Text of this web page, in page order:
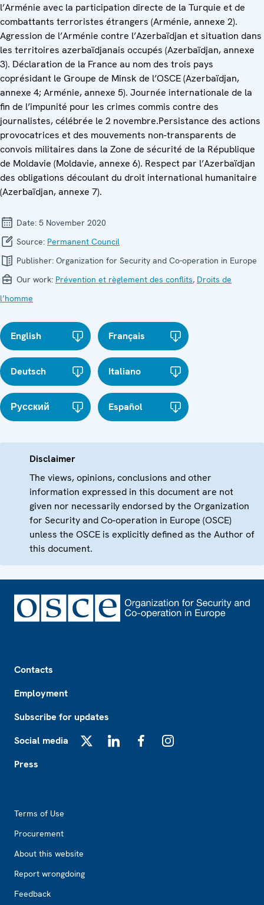
l’Arménie avec la participation directe de la Turquie et de
combattants terroristes étrangers (Arménie, annexe 2).
Agression de l’Arménie contre l’Azerbaïdjan et situation dans
les territoires azerbaïdjanais occupés (Azerbaïdjan, annexe
3). Déclaration de la France au nom des trois pays
coprésidant le Groupe de Minsk de l’OSCE (Azerbaïdjan,
annexe 4; Arménie, annexe 5). Journée internationale de la
fin de l’impunité pour les crimes commis contre des
journalistes, célébrée le 2 novembre.Persistance des actions
provocatrices et des mouvements non-transparents de
convois militaires dans la Zone de sécurité de la République
de Moldavie (Moldavie, annexe 6). Respect par l’Azerbaïdjan
des obligations découlant du droit international humanitaire
(Azerbaïdjan, annexe 7).
Date: 5 November 2020
Source: Permanent Council
Publisher: Organization for Security and Co-operation in Europe
Our work: Prévention et règlement des conflits, Droits de
l’homme
English Français
Deutsch Italiano
Русский Español
Disclaimer
The views, opinions, conclusions and other
information expressed in this document are not
given nor necessarily endorsed by the Organization
for Security and Co-operation in Europe (OSCE)
unless the OSCE is explicitly defined as the Author of
this document.
Contacts
Employment
Subscribe for updates
Social media
Press
Terms of Use
Procurement
About this website
Report wrongdoing
Feedback